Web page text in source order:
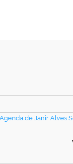
de Janir Alves